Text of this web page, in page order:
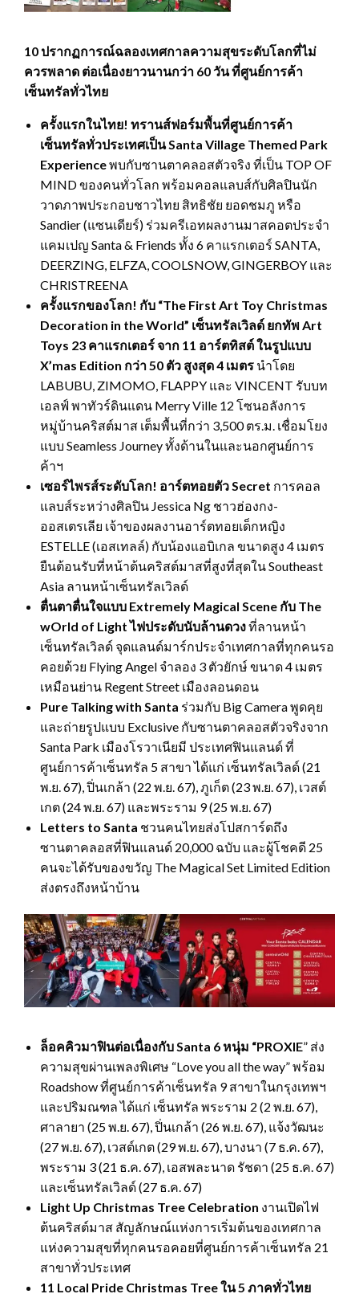
10 ปรากฏการณ์ฉลองเทศกาลความสุขระดับโลกที่ไม่
ควรพลาด ต่อเนื่องยาวนานกว่า 60 วัน ที่ศูนย์การค้า
เซ็นทรัลทั่วไทย
ครั้งแรกในไทย! ทรานส์ฟอร์มพื้นที่ศูนย์การค้า
เซ็นทรัลทั่วประเทศเป็นSanta Village Themed Park
Experienceพบกับซานตาคลอสตัวจริง ที่เป็น TOP OF
MIND ของคนทั่วโลก พร้อมคอลแลบส์กับศิลปินนัก
วาดภาพประกอบชาวไทย สิทธิชัย ยอดชมภู หรือ
Sandier (แซนเดียร์) ร่วมครีเอทผลงานมาสคอตประจำ
แคมเปญ Santa & Friends ทั้ง 6 คาแรกเตอร์ SANTA,
DEERZING, ELFZA, COOLSNOW, GINGERBOY และ
CHRISTREENA
ครั้งแรกของโลก! กับ “The First Art Toy Christmas
Decoration in the World” เซ็นทรัลเวิลด์ ยกทัพ Art
Toys 23 คาแรกเตอร์ จาก 11 อาร์ตทิสต์ ในรูปแบบ
X’mas Edition กว่า 50 ตัว สูงสุด 4 เมตร นำโดย
LABUBU, ZIMOMO, FLAPPY และ VINCENT รับบท
เอลฟ์ พาทัวร์ดินแดน Merry Ville 12 โซนอลังการ
หมู่บ้านคริสต์มาส เต็มพื้นที่กว่า 3,500 ตร.ม. เชื่อมโยง
แบบ Seamless Journey ทั้งด้านในและนอกศูนย์การ
ค้าฯ
เซอร์ไพรส์ระดับโลก! อาร์ตทอยตัว Secret การคอล
แลบส์ระหว่างศิลปิน Jessica Ng ชาวฮ่องกง-
ออสเตรเลีย เจ้าของผลงานอาร์ตทอยเด็กหญิง
ESTELLE (เอสเทลล์) กับน้องแอบิเกล ขนาดสูง 4 เมตร
ยืนต้อนรับที่หน้าต้นคริสต์มาสที่สูงที่สุดใน Southeast
Asia ลานหน้าเซ็นทรัลเวิลด์
ตื่นตาตื่นใจแบบ Extremely Magical Scene กับ The
wOrld of Light ไฟประดับนับล้านดวงที่ลานหน้า
เซ็นทรัลเวิลด์ จุดแลนด์มาร์กประจำเทศกาลที่ทุกคนรอ
คอยด้วย Flying Angel จำลอง 3 ตัวยักษ์ ขนาด 4 เมตร
เหมือนย่าน Regent Street เมืองลอนดอน
Pure Talking with Santa ร่วมกับ Big Camera พูดคุย
และถ่ายรูปแบบ Exclusive กับซานตาคลอสตัวจริงจาก
Santa Park เมืองโรวาเนียมี ประเทศฟินแลนด์ ที่
ศูนย์การค้าเซ็นทรัล 5 สาขา ได้แก่ เซ็นทรัลเวิลด์ (21
พ.ย. 67), ปิ่นเกล้า (22 พ.ย. 67), ภูเก็ต (23 พ.ย. 67), เวสต์
เกต (24 พ.ย. 67) และพระราม 9 (25 พ.ย. 67)
Letters to Santa ชวนคนไทยส่งโปสการ์ดถึง
ซานตาคลอสที่ฟินแลนด์ 20,000 ฉบับ และผู้โชคดี 25
คนจะได้รับของขวัญ The Magical Set Limited Edition
ส่งตรงถึงหน้าบ้าน
ล็อคคิวมาฟินต่อเนื่องกับ Santa 6 หนุ่ม “PROXIE” ส่ง
ความสุขผ่านเพลงพิเศษ “Love you all the way” พร้อม
Roadshow ที่ศูนย์การค้าเซ็นทรัล 9 สาขาในกรุงเทพฯ
และปริมณฑล ได้แก่ เซ็นทรัล พระราม 2 (2 พ.ย. 67),
ศาลายา (25 พ.ย. 67), ปิ่นเกล้า (26 พ.ย. 67), แจ้งวัฒนะ
(27 พ.ย. 67), เวสต์เกต (29 พ.ย. 67), บางนา (7 ธ.ค. 67),
พระราม 3 (21 ธ.ค. 67), เอสพละนาด รัชดา (25 ธ.ค. 67)
และเซ็นทรัลเวิลด์ (27 ธ.ค. 67)
Light Up Christmas Tree Celebration งานเปิดไฟ
ต้นคริสต์มาส สัญลักษณ์แห่งการเริ่มต้นของเทศกาล
แห่งความสุขที่ทุกคนรอคอยที่ศูนย์การค้าเซ็นทรัล 21
สาขาทั่วประเทศ
11 Local Pride Christmas Tree ใน 5 ภาคทั่วไทย